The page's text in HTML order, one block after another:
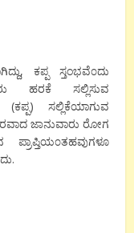
ಕಪ್ಪ ಸ್ತಂಭವೆ೦ದು
ಹರಕೆ ಸಲ್ಲಿಸುವ
ಸಲ್ಲಿಕೆಯಾಗುವ
ಜಾನುವಾರು ರೋಗ